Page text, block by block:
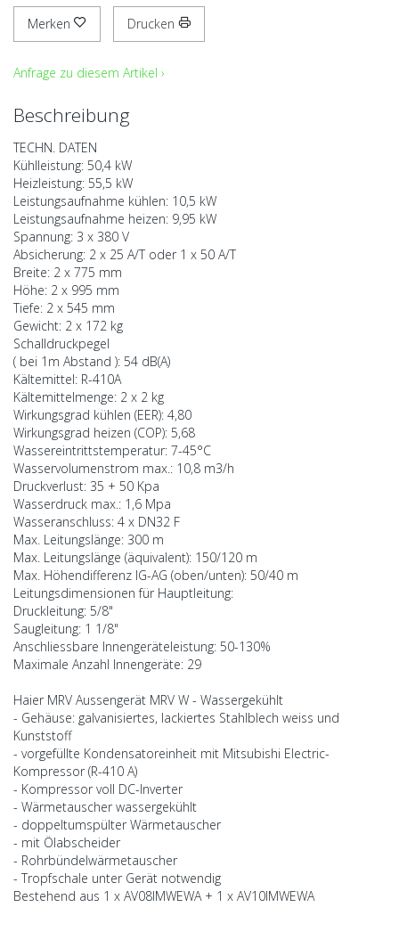
Merken Drucken
Anfrage zu diesem Artikel ›
Beschreibung
TECHN. DATEN
Kühlleistung: 50,4 kW
Heizleistung: 55,5 kW
Leistungsaufnahme kühlen: 10,5 kW
Leistungsaufnahme heizen: 9,95 kW
Spannung: 3 x 380 V
Absicherung: 2 x 25 A/T oder 1 x 50 A/T
Breite: 2 x 775 mm
Höhe: 2 x 995 mm
Tiefe: 2 x 545 mm
Gewicht: 2 x 172 kg
Schalldruckpegel
( bei 1m Abstand ): 54 dB(A)
Kältemittel: R-410A
Kältemittelmenge: 2 x 2 kg
Wirkungsgrad kühlen (EER): 4,80
Wirkungsgrad heizen (COP): 5,68
Wassereintrittstemperatur: 7-45°C
Wasservolumenstrom max.: 10,8 m3/h
Druckverlust: 35 + 50 Kpa
Wasserdruck max.: 1,6 Mpa
Wasseranschluss: 4 x DN32 F
Max. Leitungslänge: 300 m
Max. Leitungslänge (äquivalent): 150/120 m
Max. Höhendifferenz IG-AG (oben/unten): 50/40 m
Leitungsdimensionen für Hauptleitung:
Druckleitung: 5/8"
Saugleitung: 1 1/8"
Anschliessbare Innengeräteleistung: 50-130%
Maximale Anzahl Innengeräte: 29
Haier MRV Aussengerät MRV W - Wassergekühlt
- Gehäuse: galvanisiertes, lackiertes Stahlblech weiss und
Kunststoff
- vorgefüllte Kondensatoreinheit mit Mitsubishi Electric-
Kompressor (R-410 A)
- Kompressor voll DC-Inverter
- Wärmetauscher wassergekühlt
- doppeltumspülter Wärmetauscher
- mit Ölabscheider
- Rohrbündelwärmetauscher
- Tropfschale unter Gerät notwendig
Bestehend aus 1 x AV08IMWEWA + 1 x AV10IMWEWA